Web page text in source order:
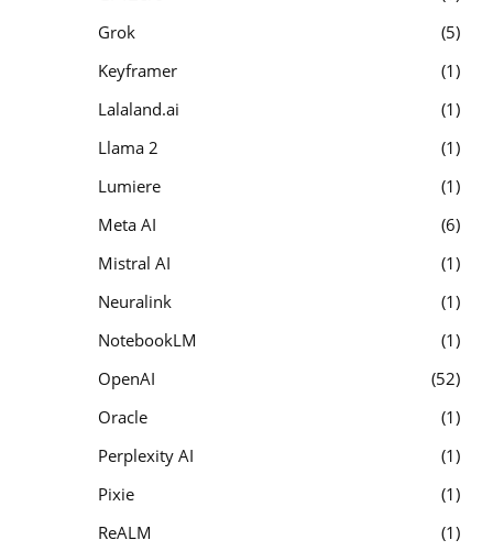
Grok
5
Keyframer
1
Lalaland.ai
1
Llama 2
1
Lumiere
1
Meta AI
6
Mistral AI
1
Neuralink
1
NotebookLM
1
OpenAI
52
Oracle
1
Perplexity AI
1
Pixie
1
ReALM
1